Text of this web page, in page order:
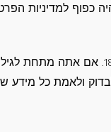
כפוף למדיניות
השירותים שלנו אינם מיועדים
ולאמת כל